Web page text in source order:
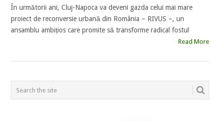
În următorii ani, Cluj-Napoca va deveni gazda celui mai mare
proiect de reconversie urbană din România – RIVUS –, un
ansamblu ambițios care promite să transforme radical fostul
Read More
POSTS
NAVIGATION